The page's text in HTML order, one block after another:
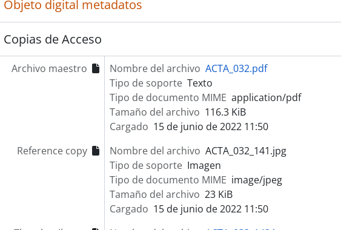
Objeto digital metadatos
Copias de Acceso
Archivo maestro Nombre del archivo ACTA_032.pdf
Tipo de soporte Texto
Tipo de documento MIME application/pdf
Tamaño del archivo 116.3 KiB
Cargado 15 de junio de 2022 11:50
Reference copy
Nombre del archivo ACTA_032_141.jpg
Tipo de soporte Imagen
Tipo de documento MIME image/jpeg
Tamaño del archivo 23 KiB
Cargado 15 de junio de 2022 11:50